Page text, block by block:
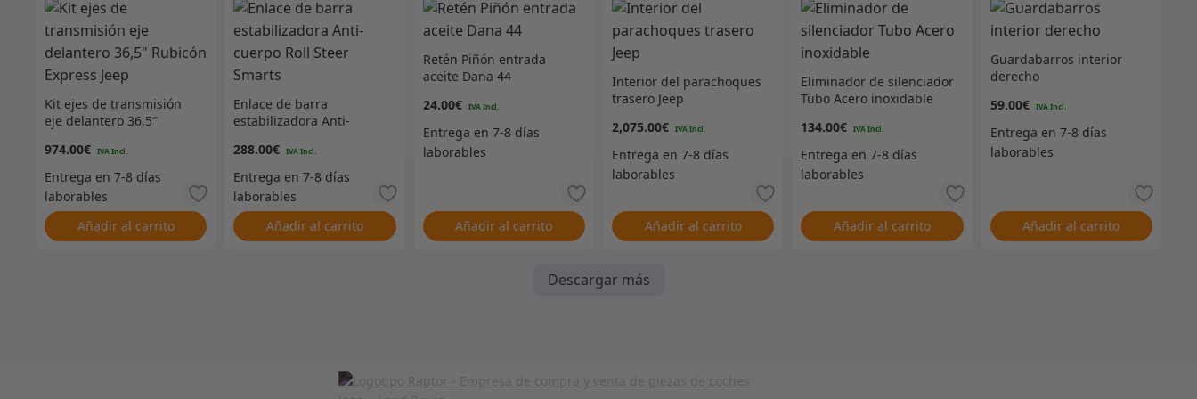
Kit ejes de transmisión
eje delantero 36,5″
974.00€
Añadir al carrito
Enlace de barra
estabilizadora Anti-
288.00€
Añadir al carrito
Retén Piñón entrada
aceite Dana 44
24.00€
Añadir al carrito
Interior del parachoques
trasero Jeep
2,075.00€
Añadir al carrito
Eliminador de silenciador
Tubo Acero inoxidable
134.00€
Añadir al carrito
Guardabarros interior
derecho
59.00€
Añadir al carrito
Descargar más